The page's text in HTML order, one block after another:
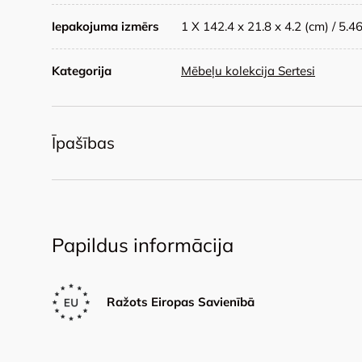
Iepakojuma izmērs 1 X 142.4 x 21.8 x 4.2 (cm) /
Kategorija Mēbeļu kolekcija Sertesi
Īpašības
Papildus informācija
Ražots Eiropas Savienībā